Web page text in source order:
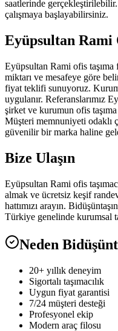
saatlerinde
çalışmaya başlayabilirsiniz.
Eyüpsultan Rami
Eyüpsultan Rami ofis
miktarı ve mesafeye göre
fiyat teklifi sunuyoruz.
uygulanır. Referanslarımız
şirket ve kurumun ofis
Müşteri memnuniyeti odaklı
güvenilir bir marka haline
Bize Ulaşın
Eyüpsultan Rami ofis
almak ve ücretsiz keşif
hattımızı arayın.
Türkiye genelinde kurumsal
Neden
20+ yıllık deneyim
Sigortalı taşımacılık
Uygun fiyat garantisi
7/24 müşteri desteği
Profesyonel ekip
Modern araç filosu